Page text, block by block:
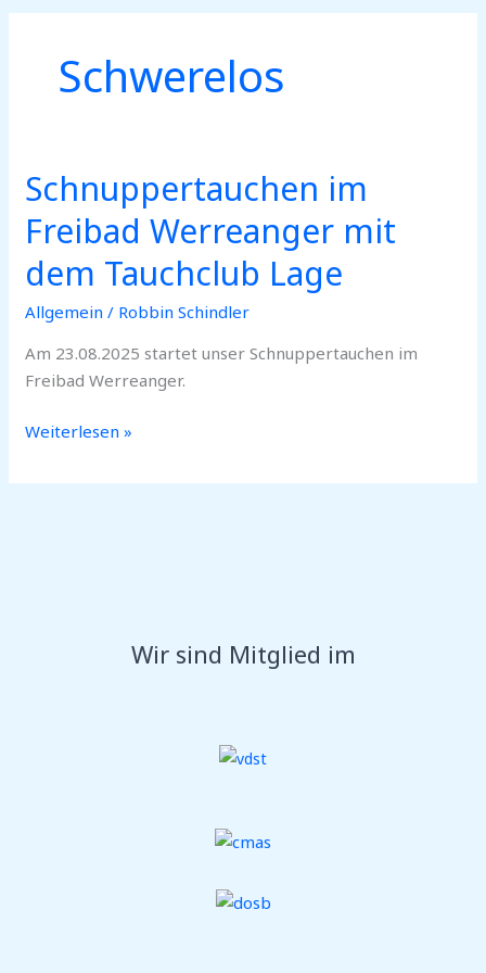
Schwerelos
Schnuppertauchen im
Freibad Werreanger mit
dem Tauchclub Lage
Allgemein / Robbin Schindler
Am 23.08.2025 startet unser Schnuppertauchen im
Freibad Werreanger.
Schnuppertauchen
im
Freibad
Werreanger
mit
dem
Weiterlesen »
Wir sind Mitglied im